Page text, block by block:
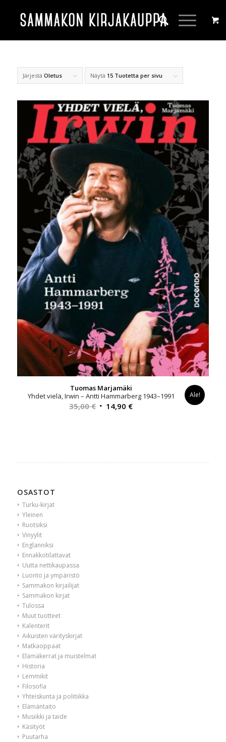
Järjestä Oletus Näytä 15 Tuotetta per sivu
Tuomas Marjamäki
Yhdet vielä, Irwin – Antti Hammarberg 1943–1991
35,00€ Alkuperäinen
14,90 €Nykyinen
Ale!
OSASTOT
Turku-kirjat
Yleinen
Ruotsiksi
Vinyylit
Englanniksi
Ennakkotilattavat
Uutta nettikaupassa
Luonto ja ympäristö
Sammakon kirjailijat
Sammakon kirjat
Tulossa
Muut tuotteet
Kalenterit
Aikuisten värityskirjat
Matkaoppaat
Elämäkerrat ja muistelmat
Historia
Lemmikit
Filosofia
Yhteiskunta ja politiikka
Elämäntaito
Musiikki ja taide
Käsityöt
Puutarha